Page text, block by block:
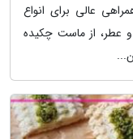
عالی برای انواع
و عطر، از ماست چکیده